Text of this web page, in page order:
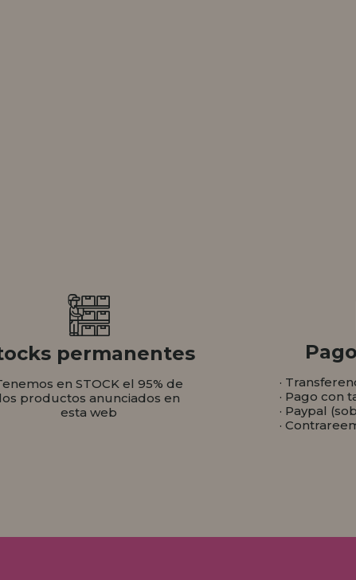
permanentes
en STOCK el 95% de
los productos anunciados en
esta web
·
· Pago con
· Paypal
·